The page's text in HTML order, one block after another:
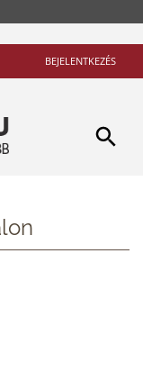
BEJELENTKEZÉS